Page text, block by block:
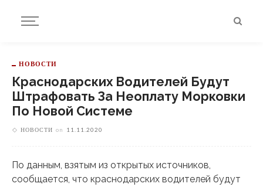
НОВОСТИ
Краснодарских Водителей Будут
Штрафовать За Неоплату Морковки
По Новой Системе
НОВОСТИ on 11.11.2020
По данным, взятым из открытых источников,
сообщается, что краснодарских водителей будут